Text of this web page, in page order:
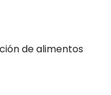
de alimentos